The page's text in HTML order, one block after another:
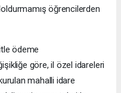
öğrencilerden
ödeme
göre, il özel idareleri
mahalli idare